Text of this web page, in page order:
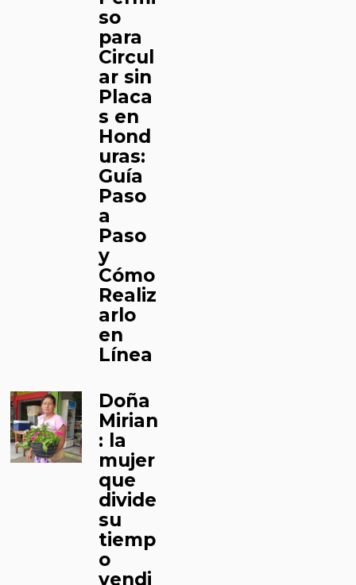
so
para
Circul
ar sin
Placa
s en
Hond
uras:
Guía
Paso
a
Paso
y
Cómo
Realiz
arlo
en
Línea
Doña
Mirian
: la
mujer
que
divide
su
tiemp
o
vendi